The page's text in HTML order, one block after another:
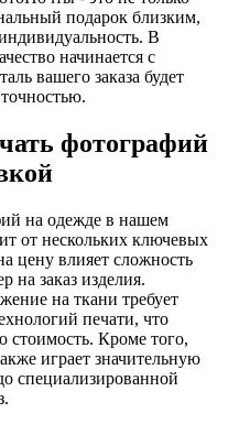
подарок близким,
В
начинается с
вашего заказа будет
фотографий
на одежде в нашем
от нескольких ключевых
цену влияет сложность
на заказ изделия.
на ткани требует
печати, что
стоимость. Кроме того,
играет значительную
специализированной